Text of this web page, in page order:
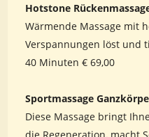
Hotstone
Wärmende Massage mit
Verspannungen löst und
40 Minuten € 69,00
Sportmassage
Diese Massage bringt